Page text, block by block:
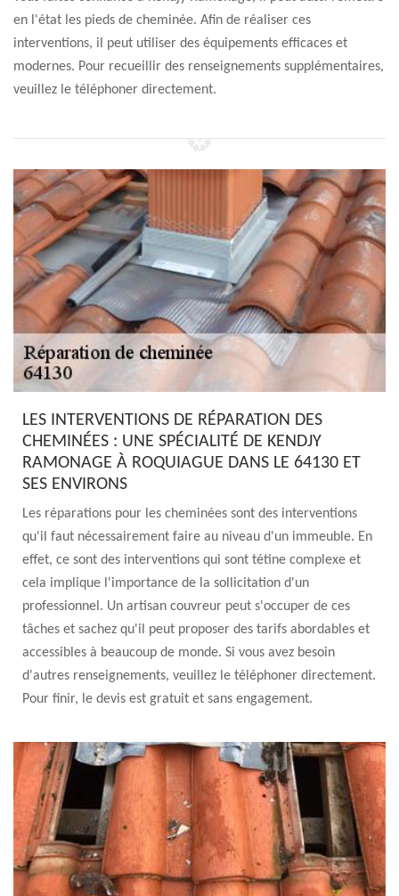
en l'état les pieds de cheminée. Afin de réaliser ces
interventions, il peut utiliser des équipements efficaces et
modernes. Pour recueillir des renseignements supplémentaires,
veuillez le téléphoner directement.
LES INTERVENTIONS DE RÉPARATION DES
CHEMINÉES : UNE SPÉCIALITÉ DE KENDJY
RAMONAGE À ROQUIAGUE DANS LE 64130 ET
SES ENVIRONS
Les réparations pour les cheminées sont des interventions
qu'il faut nécessairement faire au niveau d'un immeuble. En
effet, ce sont des interventions qui sont tétine complexe et
cela implique l'importance de la sollicitation d'un
professionnel. Un artisan couvreur peut s'occuper de ces
tâches et sachez qu'il peut proposer des tarifs abordables et
accessibles à beaucoup de monde. Si vous avez besoin
d'autres renseignements, veuillez le téléphoner directement.
Pour finir, le devis est gratuit et sans engagement.